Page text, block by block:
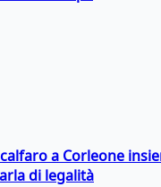
a Corleone
di legalità